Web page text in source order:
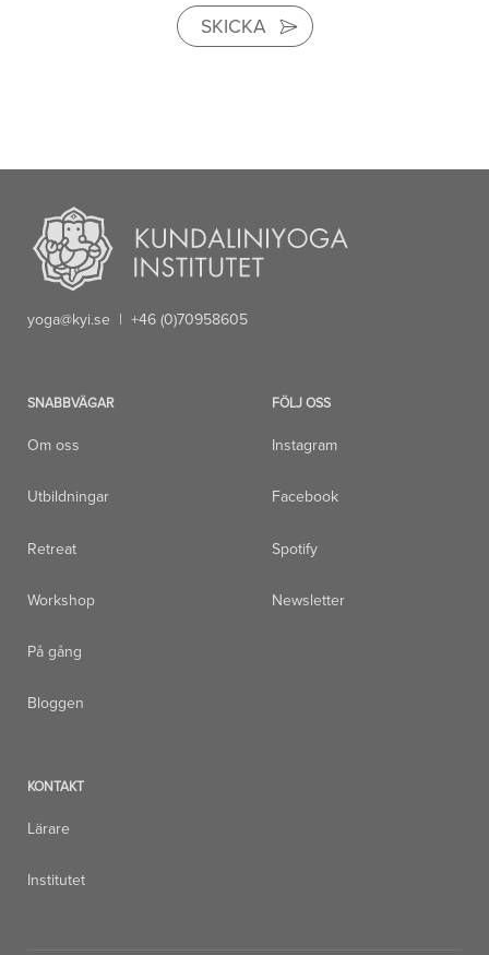
SKICKA
yoga@kyi.se | +46 (0)70958605
SNABBVÄGAR
Om oss
Utbildningar
Retreat
Workshop
På gång
Bloggen
FÖLJ OSS
Instagram
Facebook
Spotify
Newsletter
KONTAKT
Lärare
Institutet